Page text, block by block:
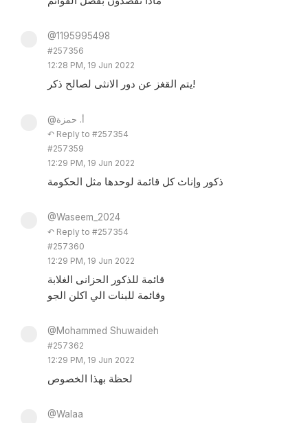
@1195995498
#257356
12:28 PM, 19 Jun 2022
يتم القغز عن دور الانثى لصالح ذكر!
@أ. حمزة
↶ Reply to #257354
#257359
12:29 PM, 19 Jun 2022
ذكور وإناث كل قائمة لوحدها مثل الحكومة
@Waseem_2024
↶ Reply to #257354
#257360
12:29 PM, 19 Jun 2022
قائمة للذكور الحزانى الغلابة
وقائمة للبنات الي اكلن الجو
@Mohammed Shuwaideh
#257362
12:29 PM, 19 Jun 2022
لحظة بهذا الخصوص
@Walaa